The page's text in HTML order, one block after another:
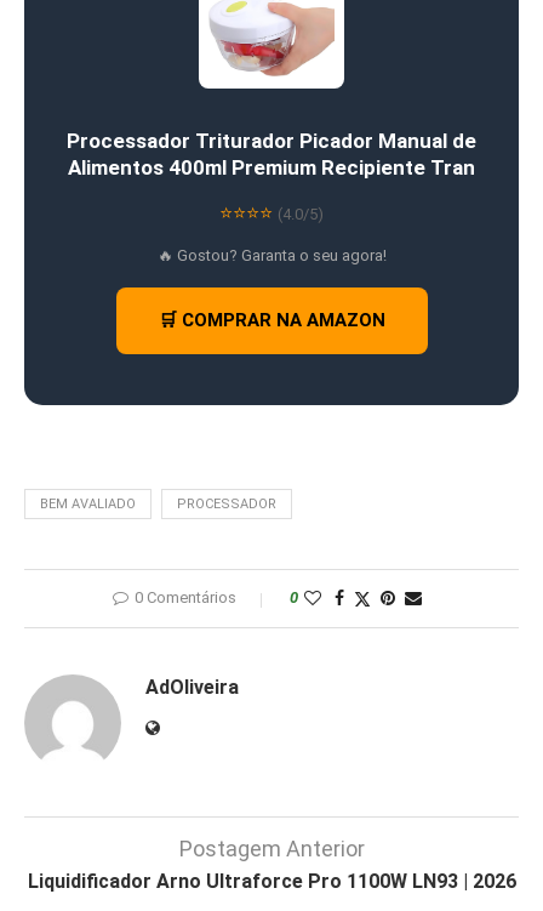
Processador Triturador Picador Manual de
Alimentos 400ml Premium Recipiente Tran
⭐⭐⭐⭐ (4.0/5)
🔥 Gostou? Garanta o seu agora!
🛒 COMPRAR NA AMAZON
BEM AVALIADO PROCESSADOR
0 Comentários 0
AdOliveira
Postagem Anterior
Liquidificador Arno Ultraforce Pro 1100W LN93 | 2026